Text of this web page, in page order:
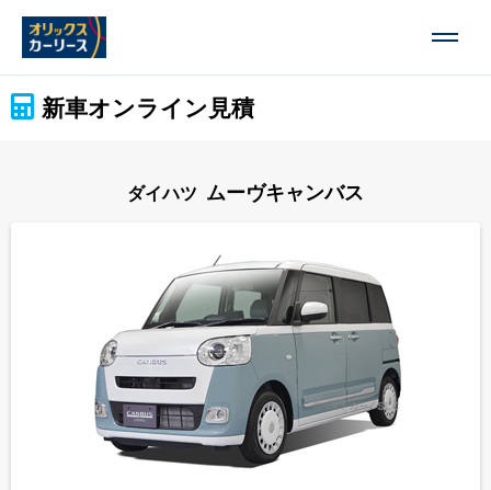
新車オンライン見積
ダイハツ ムーヴキャンバス